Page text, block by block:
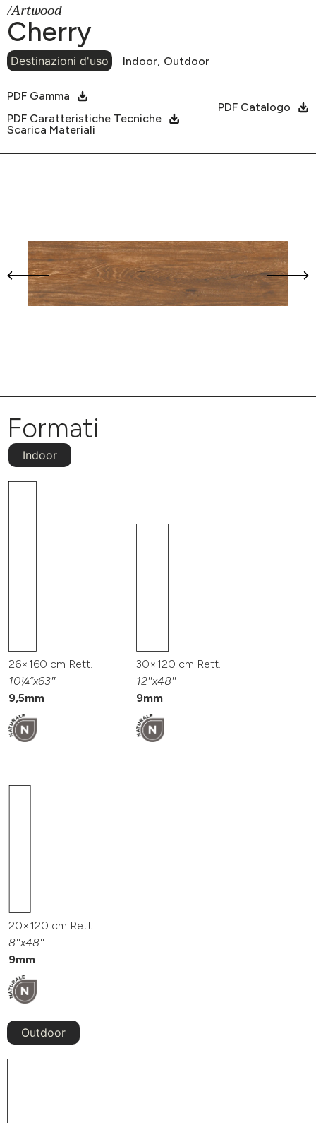
/Artwood
Cherry
Destinazioni d'uso Indoor, Outdoor
PDF Gamma
PDF Catalogo
PDF Caratteristiche Tecniche
Scarica Materiali
Formati
Indoor
26×160 cm Rett.
10¼”x63″
9,5mm
30×120 cm Rett.
12″x48″
9mm
20×120 cm Rett.
8″x48″
9mm
Outdoor